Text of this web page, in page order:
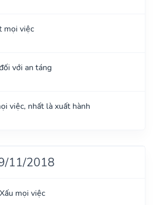
mọi việc
với an táng
việc, nhất là xuất hành
11/2018
mọi việc